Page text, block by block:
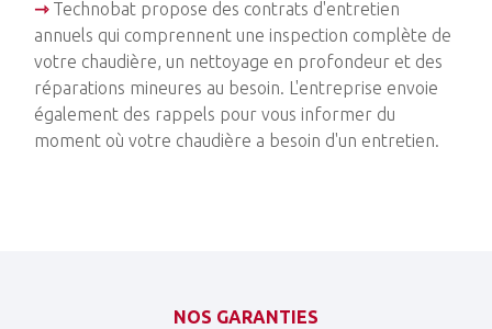
⇾ Technobat propose des contrats d'entretien
annuels qui comprennent une inspection complète de
votre chaudière, un nettoyage en profondeur et des
réparations mineures au besoin. L'entreprise envoie
également des rappels pour vous informer du
moment où votre chaudière a besoin d'un entretien.
NOS GARANTIES